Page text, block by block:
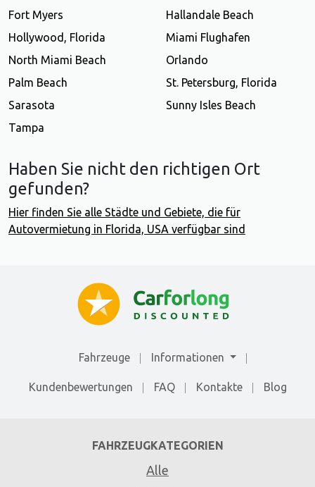
Fort Myers
Hallandale Beach
Hollywood, Florida
Miami Flughafen
North Miami Beach
Orlando
Palm Beach
St. Petersburg, Florida
Sarasota
Sunny Isles Beach
Tampa
Haben Sie nicht den richtigen Ort
gefunden?
Hier finden Sie alle Städte und Gebiete, die für
Autovermietung in Florida, USA verfügbar sind
Fahrzeuge Informationen
Kundenbewertungen FAQ Kontakte Blog
FAHRZEUGKATEGORIEN
Alle